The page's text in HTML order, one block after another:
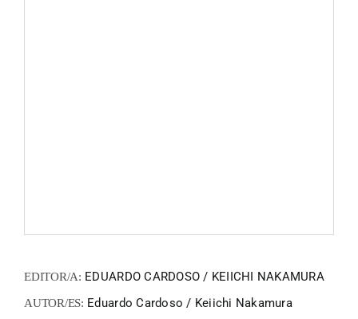
EDITOR/A: EDUARDO CARDOSO / KEIICHI NAKAMURA
AUTOR/ES: Eduardo Cardoso / Keiichi Nakamura